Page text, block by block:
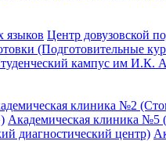
языков Центр довузовской
(Подготовительные
кампус им И.К.
клиника №2
Академическая клиника
диагностический центр)